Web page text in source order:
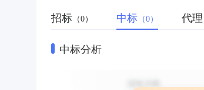
招标 （0） 中标 （0） 代理
中标分析